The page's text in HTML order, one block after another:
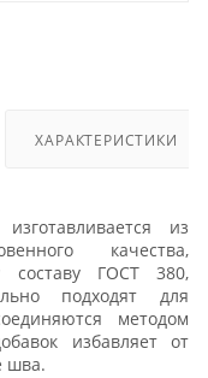
ХАРАКТЕРИСТИКИ
из
качества,
составу ГОСТ 380,
подходят для
методом
избавляет от
шва.